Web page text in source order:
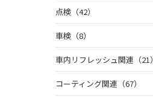
点検（42）
車検（8）
車内リフレッシュ関連（21）
コーティング関連（67）